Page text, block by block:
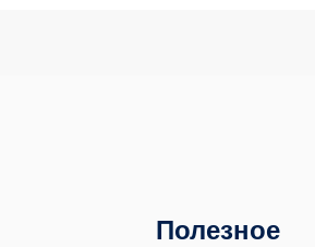
Полезное